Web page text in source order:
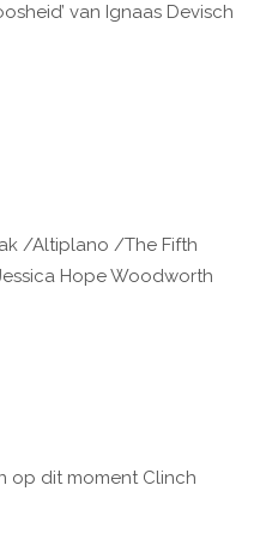
van Ignaas Devisch
/Altiplano /The Fifth
Hope Woodworth
op dit moment Clinch